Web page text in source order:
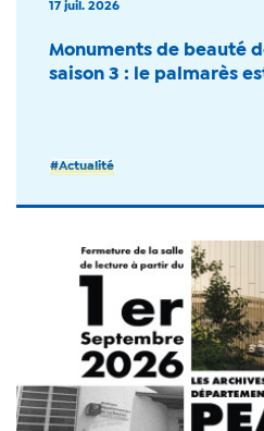
17 juil. 2026
Monuments de beauté
saison 3 : le palmarès
#Actualité